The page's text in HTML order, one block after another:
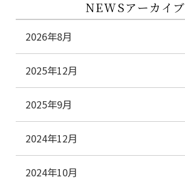
NEWSアーカイブ
2026年8月
2025年12月
2025年9月
2024年12月
2024年10月